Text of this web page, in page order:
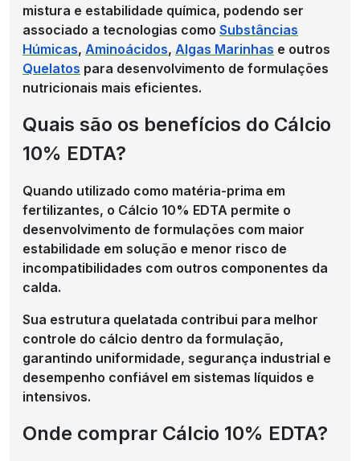
mistura e estabilidade química, podendo ser
associado a tecnologias como Substâncias
Húmicas, Aminoácidos, Algas Marinhas e outros
Quelatos para desenvolvimento de formulações
nutricionais mais eficientes.
Quais são os benefícios do Cálcio
10% EDTA?
Quando utilizado como matéria-prima em
fertilizantes, o Cálcio 10% EDTA permite o
desenvolvimento de formulações com maior
estabilidade em solução e menor risco de
incompatibilidades com outros componentes da
calda.
Sua estrutura quelatada contribui para melhor
controle do cálcio dentro da formulação,
garantindo uniformidade, segurança industrial e
desempenho confiável em sistemas líquidos e
intensivos.
Onde comprar Cálcio 10% EDTA?